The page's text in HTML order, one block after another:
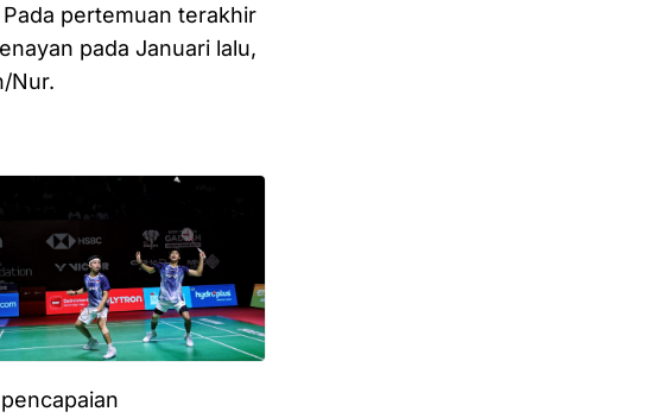
pertemuan terakhir
pada Januari lalu,
Nur.